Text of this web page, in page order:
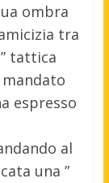
ombra
tra
tattica
espresso
al
una ”